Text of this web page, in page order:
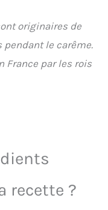
originaires de
le carême.
France par les rois
recette ?